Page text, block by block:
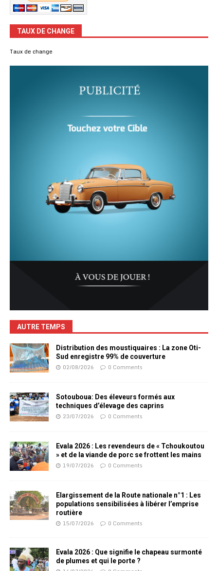
TAUX DE CHANGE
Taux de change
AUTRE TEMPS
Distribution des moustiquaires : La zone Oti-
Sud enregistre 99% de couverture
02/08/2026 0 Comments
Sotouboua: Des éleveurs formés aux
techniques d’élevage des caprins
23/07/2026 0 Comments
Evala 2026 : Les revendeurs de « Tchoukoutou
» et de la viande de porc se frottent les mains
19/07/2026 0 Comments
Elargissement de la Route nationale n°1 : Les
populations sensibilisées à libérer l’emprise
routière
15/07/2026 0 Comments
Evala 2026 : Que signifie le chapeau surmonté
de plumes et qui le porte ?